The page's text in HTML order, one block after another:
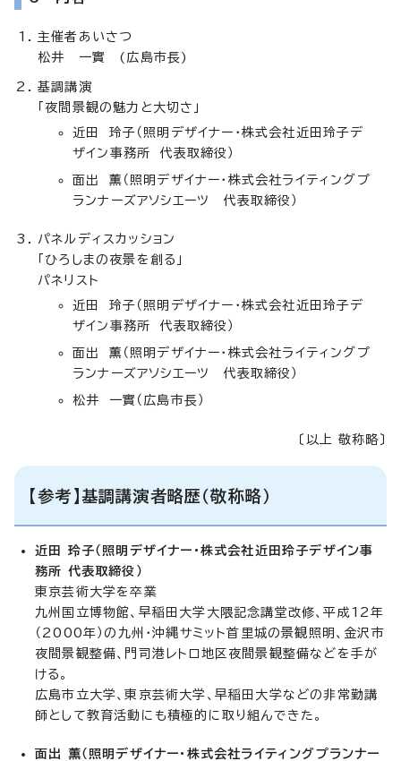
主催者あいさつ
松井 一實 (広島市長)
基調講演
「夜間景観の魅力と大切さ」
近田 玲子（照明デザイナー・株式会社近田玲子デ
ザイン事務所 代表取締役）
面出 薫（照明デザイナー・株式会社ライティングプ
ランナーズアソシエーツ 代表取締役）
パネルディスカッション
「ひろしまの夜景を創る」
パネリスト
近田 玲子（照明デザイナー・株式会社近田玲子デ
ザイン事務所 代表取締役）
面出 薫（照明デザイナー・株式会社ライティングプ
ランナーズアソシエーツ 代表取締役）
松井 一實（広島市長）
〔以上 敬称略〕
【参考】基調講演者略歴（敬称略）
近田 玲子（照明デザイナー・株式会社近田玲子デザイン事
務所 代表取締役）
東京芸術大学を卒業
九州国立博物館、早稲田大学大隈記念講堂改修、平成12年
（2000年）の九州・沖縄サミット首里城の景観照明、金沢市
夜間景観整備、門司港レトロ地区夜間景観整備などを手が
ける。
広島市立大学、東京芸術大学、早稲田大学などの非常勤講
師として教育活動にも積極的に取り組んできた。
面出 薫（照明デザイナー・株式会社ライティングプランナー